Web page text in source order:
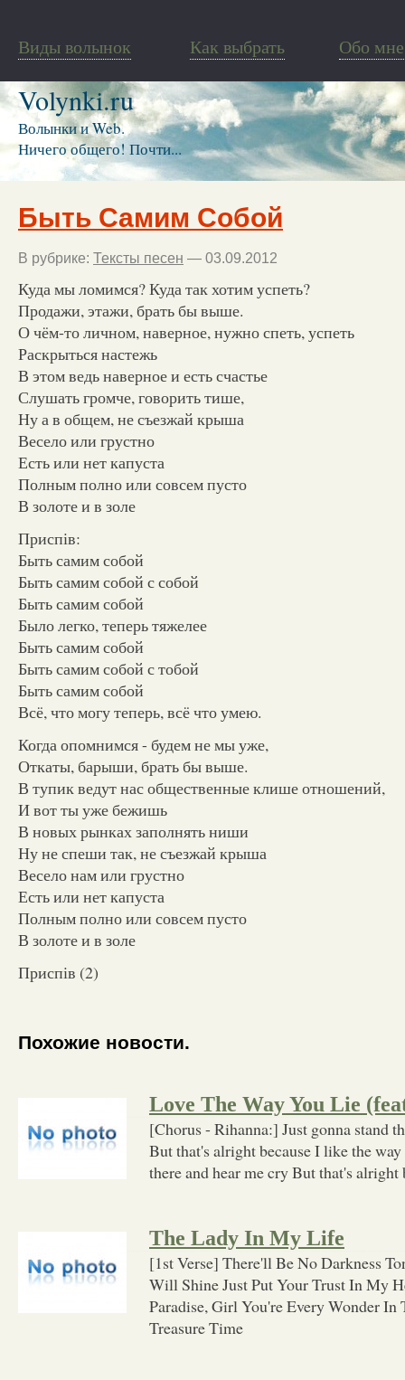
Виды волынок Как выбрать Обо мне
Volynki.ru
Волынки и Web.
Ничего общего! Почти...
Быть Самим Собой
В рубрике: Тексты песен — 03.09.2012
Куда мы ломимся? Куда так хотим успеть?
Продажи, этажи, брать бы выше.
О чём-то личном, наверное, нужно спеть, успеть
Раскрыться настежь
В этом ведь наверное и есть счастье
Слушать громче, говорить тише,
Ну а в общем, не съезжай крыша
Весело или грустно
Есть или нет капуста
Полным полно или совсем пусто
В золоте и в золе
Приспів:
Быть самим собой
Быть самим собой с собой
Быть самим собой
Было легко, теперь тяжелее
Быть самим собой
Быть самим собой с тобой
Быть самим собой
Всё, что могу теперь, всё что умею.
Когда опомнимся - будем не мы уже,
Откаты, барыши, брать бы выше.
В тупик ведут нас общественные клише отношений,
И вот ты уже бежишь
В новых рынках заполнять ниши
Ну не спеши так, не съезжай крыша
Весело нам или грустно
Есть или нет капуста
Полным полно или совсем пусто
В золоте и в золе
Приспів (2)
Похожие новости.
Love The Way You Lie
[Chorus - Rihanna:] Just gonna stand
But that's alright because I like the
there and hear me cry But that's alright
The Lady In My Life
[1st Verse] There'll Be No Darkness
Will Shine Just Put Your Trust In My
Paradise, Girl You're Every Wonder
Treasure Time